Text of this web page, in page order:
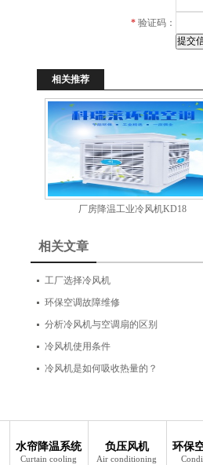
* 验证码：
相关推荐
厂房降温工业冷风机KD18
相关文章
工厂选择冷风机
环保空调故障维修
分析冷风机与空调扇的区别
冷风机使用条件
冷风机是如何吸收热量的？
水帘降温系统
Curtain cooling
负压风机
Air conditioning
环保